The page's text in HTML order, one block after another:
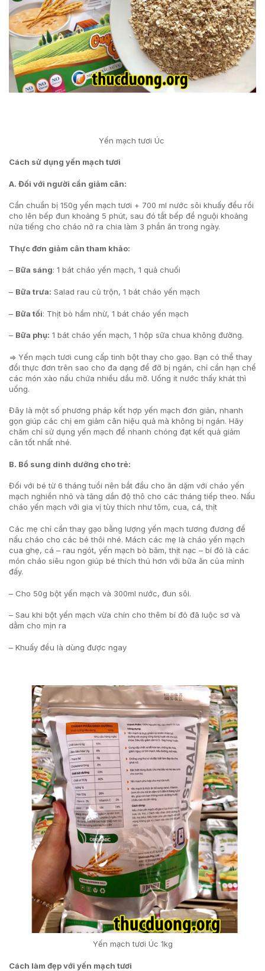
Yến mạch tươi Úc
Cách sử dụng yến mạch tươi
A. Đối với người cần giảm cân:
Cần chuẩn bị 150g yến mạch tươi + 700 ml nước sôi khuấy đều rồi
cho lên bếp đun khoảng 5 phút, sau đó tắt bếp để nguội khoảng
nửa tiếng cho cháo nở ra chia làm 3 phần ăn trong ngày.
Thực đơn giảm cân tham khảo:
– Bữa sáng: 1 bát cháo yến mạch, 1 quả chuối
– Bữa trưa: Salad rau củ trộn, 1 bát cháo yến mạch
– Bữa tối: Thịt bò hầm nhừ, 1 bát cháo yến mạch
– Bữa phụ: 1 bát cháo yến mạch, 1 hộp sữa chua không đường.
=> Yến mạch tươi cung cấp tinh bột thay cho gạo. Bạn có thể thay
đổi thực đơn trên sao cho đa dạng để đỡ bị ngán, chỉ cần hạn chế
các món xào nấu chứa nhiều dầu mỡ. Uống ít nước thấy khát thì
uống.
Đây là một số phương pháp kết hợp yến mạch đơn giản, nhanh
gọn giúp các chị em giảm cân hiệu quả mà không bị ngán. Hãy
chăm chỉ sử dụng yến mạch để nhanh chóng đạt kết quả giảm
cân tốt nhất nhé.
B. Bổ sung dinh dưỡng cho trẻ:
Đối với bé từ 6 tháng tuổi nên bắt đầu cho ăn dặm với cháo yến
mạch nghiền nhỏ và tăng dần độ thô cho các tháng tiếp theo. Nấu
cháo yến mạch với gia vị tùy thích như tôm, cua, cá, thịt
Các mẹ chỉ cần thay gạo bằng lượng yến mạch tương đương để
nấu cháo cho các bé thôi nhé. Mách các mẹ là cháo yến mạch
cua ghẹ, cá – rau ngót, yến mạch bò băm, thịt nạc – bí đỏ là các
món cháo siêu ngon giúp bé thích thú hơn với bữa ăn của mình
đấy.
– Cho 50g bột yến mạch và 300ml nước, đun sôi.
– Sau khi bột yến mạch vừa chín cho thêm bí đỏ đã luộc sơ và
dằm cho mịn ra
– Khuấy đều là dùng được ngay
Yến mạch tươi Úc 1kg
Cách làm đẹp với yến mạch tươi